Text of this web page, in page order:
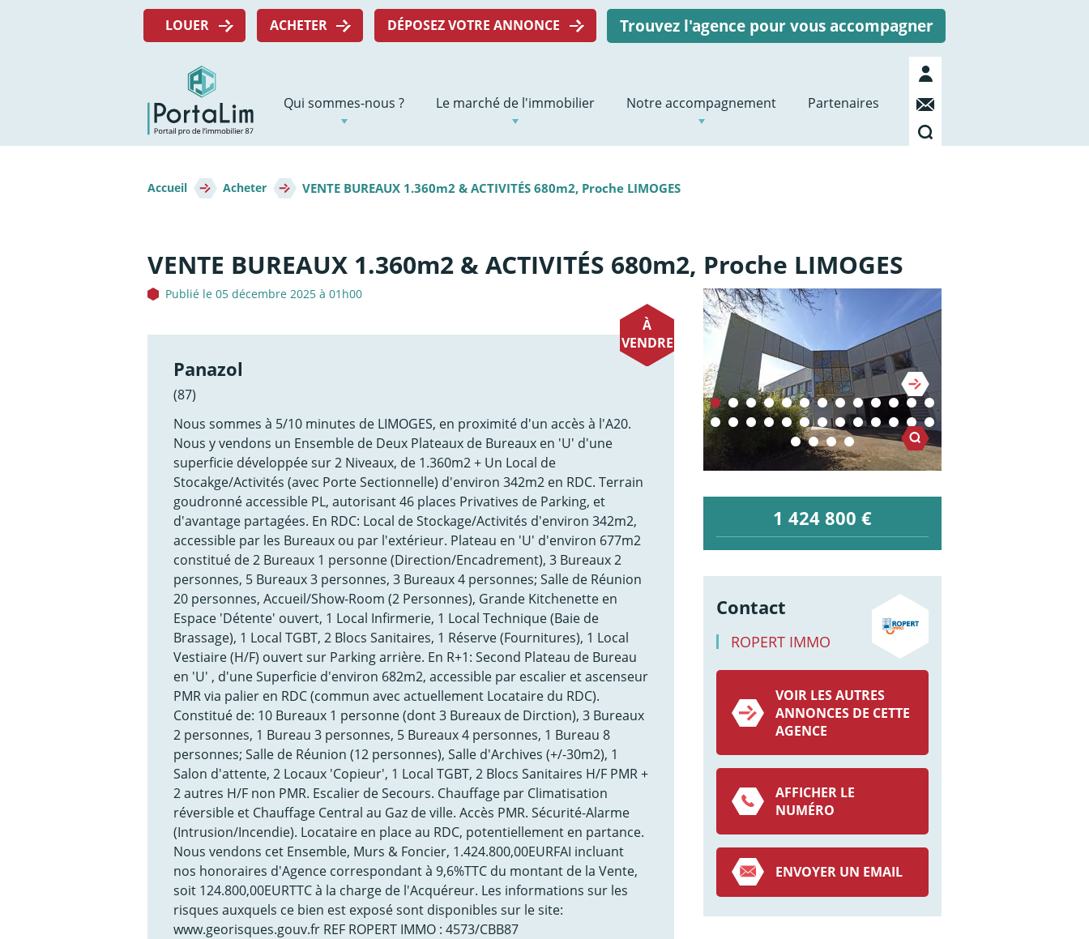
Menu
LOUER ACHETER DÉPOSEZ VOTRE ANNONCE Trouvez l'agence pour vous accompagner
Navigation
principale
Qui sommes-nous ? Le marché de l'immobilier Notre accompagnement Partenaires
Mon
compte
Contact
Recherche
d'Ariane
Accueil Acheter VENTE BUREAUX 1.360m2 & ACTIVITÉS 680m2, Proche LIMOGES
VENTE BUREAUX 1.360m2 & ACTIVITÉS 680m2, Proche LIMOGES
Publié le 05 décembre 2025 à 01h00
À
VENDRE
Panazol
(87)
Nous sommes à 5/10 minutes de LIMOGES, en proximité d'un accès à l'A20.
Nous y vendons un Ensemble de Deux Plateaux de Bureaux en 'U' d'une
superficie développée sur 2 Niveaux, de 1.360m2 + Un Local de
Stocakge/Activités (avec Porte Sectionnelle) d'environ 342m2 en RDC. Terrain
goudronné accessible PL, autorisant 46 places Privatives de Parking, et
d'avantage partagées. En RDC: Local de Stockage/Activités d'environ 342m2,
accessible par les Bureaux ou par l'extérieur. Plateau en 'U' d'environ 677m2
constitué de 2 Bureaux 1 personne (Direction/Encadrement), 3 Bureaux 2
personnes, 5 Bureaux 3 personnes, 3 Bureaux 4 personnes; Salle de Réunion
20 personnes, Accueil/Show-Room (2 Personnes), Grande Kitchenette en
Espace 'Détente' ouvert, 1 Local Infirmerie, 1 Local Technique (Baie de
Brassage), 1 Local TGBT, 2 Blocs Sanitaires, 1 Réserve (Fournitures), 1 Local
Vestiaire (H/F) ouvert sur Parking arrière. En R+1: Second Plateau de Bureau
en 'U' , d'une Superficie d'environ 682m2, accessible par escalier et ascenseur
PMR via palier en RDC (commun avec actuellement Locataire du RDC).
Constitué de: 10 Bureaux 1 personne (dont 3 Bureaux de Dirction), 3 Bureaux
2 personnes, 1 Bureau 3 personnes, 5 Bureaux 4 personnes, 1 Bureau 8
personnes; Salle de Réunion (12 personnes), Salle d'Archives (+/-30m2), 1
Salon d'attente, 2 Locaux 'Copieur', 1 Local TGBT, 2 Blocs Sanitaires H/F PMR +
2 autres H/F non PMR. Escalier de Secours. Chauffage par Climatisation
réversible et Chauffage Central au Gaz de ville. Accès PMR. Sécurité-Alarme
(Intrusion/Incendie). Locataire en place au RDC, potentiellement en partance.
Nous vendons cet Ensemble, Murs & Foncier, 1.424.800,00EURFAI incluant
nos honoraires d'Agence correspondant à 9,6%TTC du montant de la Vente,
soit 124.800,00EURTTC à la charge de l'Acquéreur. Les informations sur les
risques auxquels ce bien est exposé sont disponibles sur le site:
www.georisques.gouv.fr REF ROPERT IMMO : 4573/CBB87
1 424 800 €
Contact
ROPERT IMMO
VOIR LES AUTRES
ANNONCES DE CETTE
AGENCE
AFFICHER LE
NUMÉRO
ENVOYER UN EMAIL